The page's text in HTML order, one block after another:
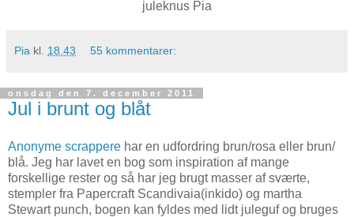
juleknus Pia
Pia kl. 18.43 55 kommentarer:
onsdag den 7. december 2011
Jul i brunt og blåt
Anonyme scrappere har en udfordring brun/rosa eller brun/
blå. Jeg har lavet en bog som inspiration af mange
forskellige rester og så har jeg brugt masser af sværte,
stempler fra Papercraft Scandivaia(inkido) og martha
Stewart punch, bogen kan fyldes med lidt juleguf og bruges